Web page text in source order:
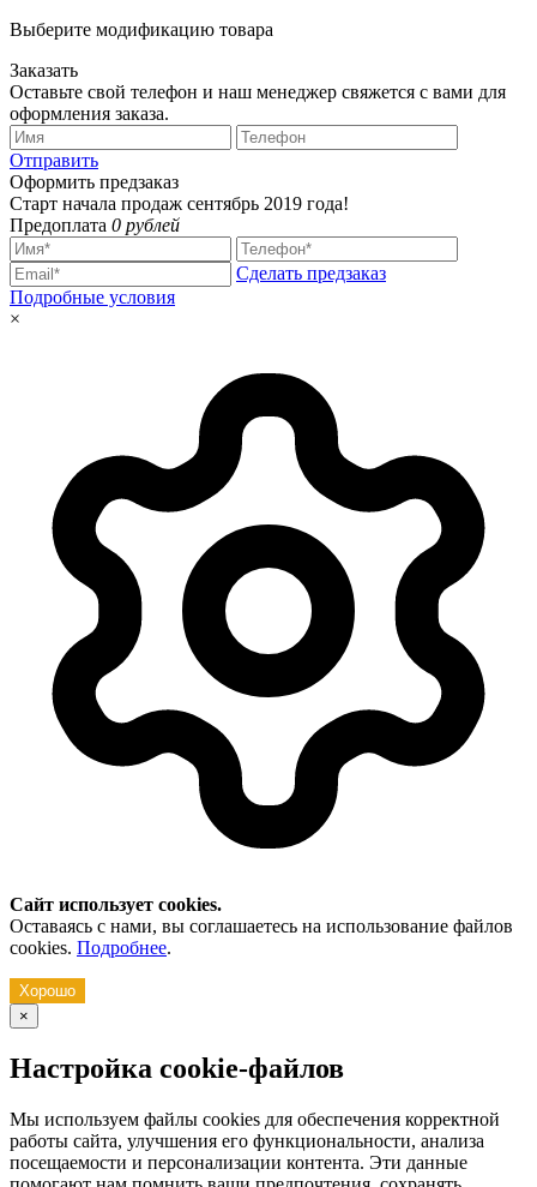
Выберите модификацию товара
Заказать
Оставьте свой телефон и наш менеджер свяжется с вами для
оформления заказа.
Отправить
Оформить предзаказ
Старт начала продаж сентябрь 2019 года!
Предоплата 0 рублей
Сделать предзаказ
Подробные условия
×
Сайт использует cookies.
Оставаясь с нами, вы соглашаетесь на использование файлов
cookies. Подробнее.
Хорошо
×
Настройка cookie-файлов
Мы используем файлы cookies для обеспечения корректной
работы сайта, улучшения его функциональности, анализа
посещаемости и персонализации контента. Эти данные